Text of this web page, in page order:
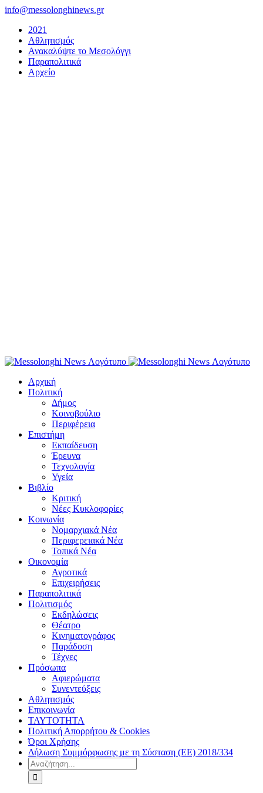
Μετάβαση
περιεχόμενο
info@messolonghinews.gr
2021
Αθλητισμός
Ανακαλύψτε το Μεσολόγγι
Παραπολιτικά
Αρχείο
Αρχική
Πολιτική
Δήμος
Κοινοβούλιο
Περιφέρεια
Επιστήμη
Εκπαίδευση
Έρευνα
Τεχνολογία
Υγεία
Βιβλίο
Κριτική
Νέες Κυκλοφορίες
Κοινωνία
Νομαρχιακά Νέα
Περιφερειακά Νέα
Τοπικά Νέα
Οικονομία
Αγροτικά
Επιχειρήσεις
Παραπολιτικά
Πολιτισμός
Εκδηλώσεις
Θέατρο
Κινηματογράφος
Παράδοση
Τέχνες
Πρόσωπα
Αφιερώματα
Συνεντεύξεις
Αθλητισμός
Επικοινωνία
ΤΑΥΤΟΤΗΤΑ
Πολιτική Απορρήτου & Cookies
Όροι Χρήσης
Δήλωση Συμμόρφωσης με τη Σύσταση (ΕΕ) 2018/334
Αναζήτηση
για: